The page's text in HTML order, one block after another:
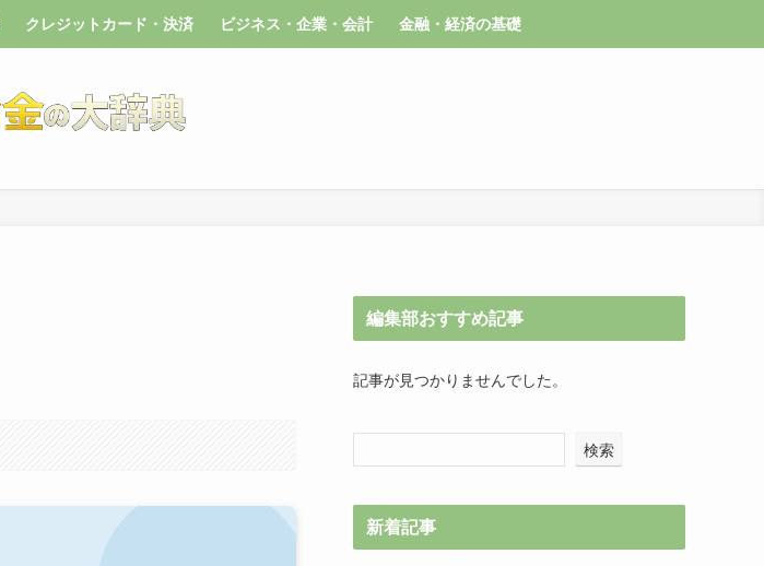
クレジットカード・決済 ビジネス・企業・会計 金融・経済の基礎
編集部おすすめ記事
記事が見つかりませんでした。
検索
新着記事